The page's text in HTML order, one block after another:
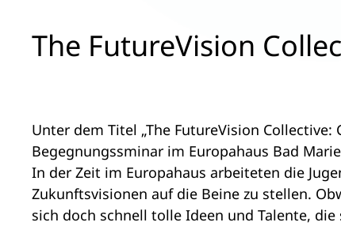
The FutureVision
Unter dem Titel „The FutureVision
Begegnungssminar im Europahaus Bad
In der Zeit im Europahaus arbeiteten die
Zukunftsvisionen auf die Beine zu stellen.
sich doch schnell tolle Ideen und Talente,